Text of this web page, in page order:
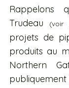
Rappelons
Trudeau (voir
projets de
produits au
Northern
publiquement